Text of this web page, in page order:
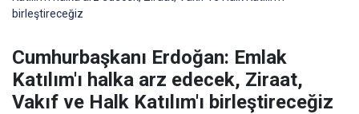
birleştireceğiz
Cumhurbaşkanı Erdoğan: Emlak
Katılım'ı halka arz edecek, Ziraat,
Vakıf ve Halk Katılım'ı birleştireceğiz